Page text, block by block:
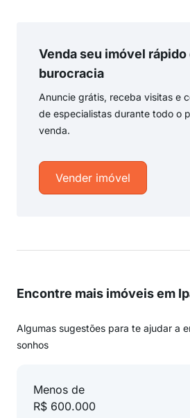
Venda seu imóvel rápido
burocracia
Anuncie grátis, receba visitas e
de especialistas durante todo o
venda.
Vender imóvel
Encontre mais imóveis em
Algumas sugestões para te ajudar a
sonhos
Menos de
R$ 600.000